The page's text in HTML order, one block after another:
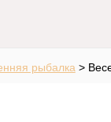
рыбалка